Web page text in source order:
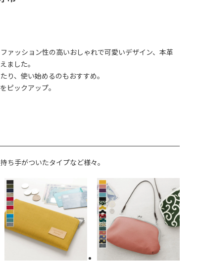
ァッション性の高いおしゃれで可愛いデザイン、本革
ました。
り、使い始めるのもおすすめ。
ピックアップ。
ち手がついたタイプなど様々。